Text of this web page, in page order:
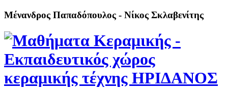
Μένανδρος Παπαδόπουλος - Νίκος Σκλαβενίτης